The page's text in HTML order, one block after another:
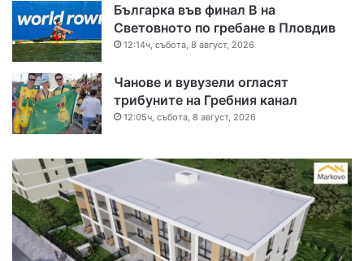
Българка във финал B на
Световното по гребане в Пловдив
12:14ч, събота, 8 август, 2026
Чанове и вувузели огласят
трибуните на Гребния канал
12:05ч, събота, 8 август, 2026